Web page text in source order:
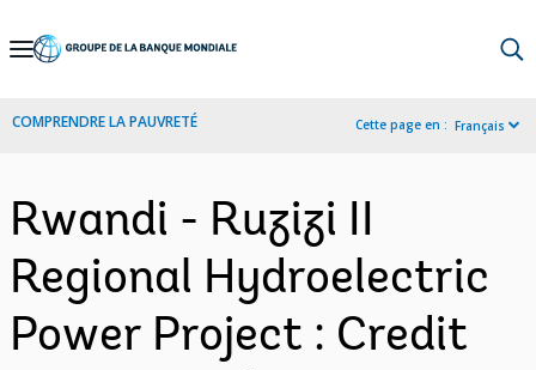
Skip
Navigation
COMPRENDRE LA PAUVRETÉ Cette page en : Français
Rwandi - Ruzizi II
Regional Hydroelectric
Power Project : Credit